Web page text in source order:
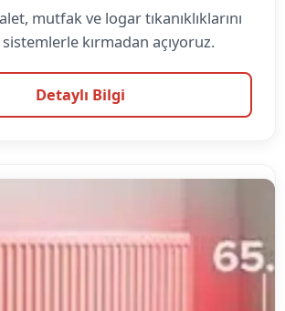
mutfak ve logar tıkanıklıklarını
kırmadan açıyoruz.
Detaylı Bilgi